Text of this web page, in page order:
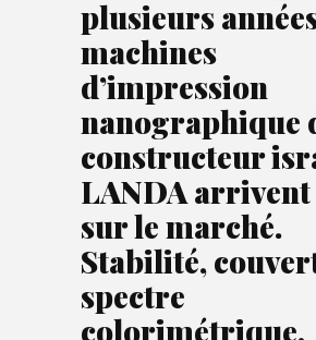
plusieurs
machines
d’impression
nanographique
constructeur
LANDA
sur le marché.
Stabilité,
spectre
colorimétrique,